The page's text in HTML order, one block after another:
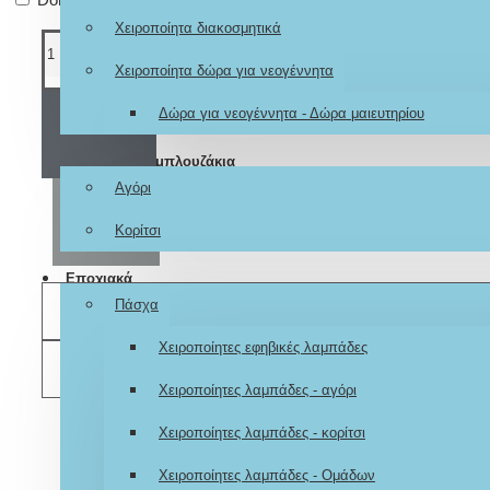
Χειροποίητα διακοσμητικά
Χειροποίητα δώρα για νεογέννητα
Δώρα για νεογέννητα - Δώρα μαιευτηρίου
Ζωγραφιστά μπλουζάκια
Αγόρι
Κορίτσι
Εποχιακά
Πάσχα
Χειροποίητες εφηβικές λαμπάδες
Χειροποίητες λαμπάδες - αγόρι
Χειροποίητες λαμπάδες - κορίτσι
Χειροποίητες λαμπάδες - Ομάδων
ΚΑΛΆΘΙ
ΕΠΙΘΥΜΗΤΌ